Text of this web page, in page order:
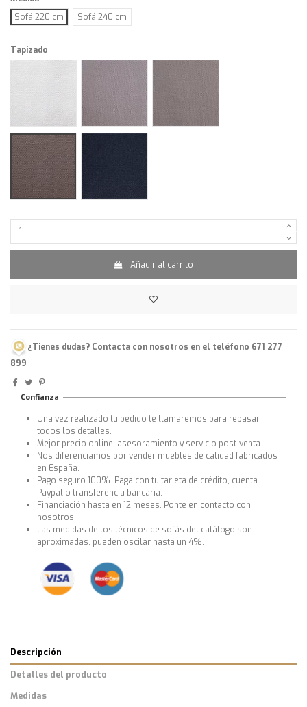
Sofá 220 cm
Sofá 240 cm
Tapizado
Tassos blanco
Tassos taupé
Añadir al carrito
¿Tienes dudas? Contacta con nosotros en el teléfono 671 277
899
Confianza
Una vez realizado tu pedido te llamaremos para repasar
todos los detalles.
Mejor precio online, asesoramiento y servicio post-venta.
Nos diferenciamos por vender muebles de calidad fabricados
en España.
Pago seguro 100%. Paga con tu tarjeta de crédito, cuenta
Paypal o transferencia bancaria.
Financiación hasta en 12 meses. Ponte en contacto con
nosotros.
Las medidas de los técnicos de sofás del catálogo son
aproximadas, pueden oscilar hasta un 4%.
Descripción
Detalles del producto
Medidas